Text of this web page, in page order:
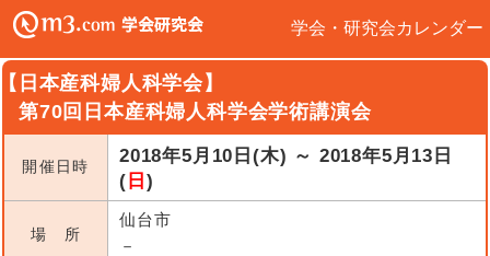
学会・研究会カレンダー
日本産科婦人科学会】
第70回日本産科婦人科学会学術講演会
開催日時
2018年5月10日(木) ～ 2018年5月13日
( 日 )
場 所
仙台市
－